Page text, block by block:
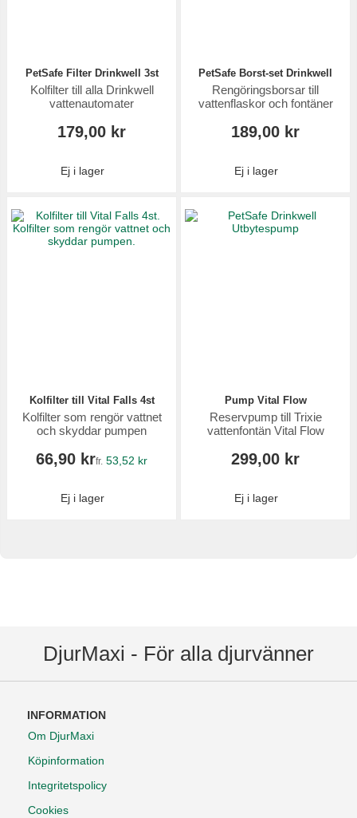
PetSafe Filter Drinkwell 3st
Kolfilter till alla Drinkwell
vattenautomater
179,00 kr
Ej i lager
PetSafe Borst-set Drinkwell
Rengöringsborsar till
vattenflaskor och fontäner
189,00 kr
Ej i lager
Kolfilter till Vital Falls 4st
Kolfilter som rengör vattnet
och skyddar pumpen
66,90 krfr. 53,52 kr
Ej i lager
Pump Vital Flow
Reservpump till Trixie
vattenfontän Vital Flow
299,00 kr
Ej i lager
DjurMaxi - För alla djurvänner
INFORMATION
Om DjurMaxi
Köpinformation
Integritetspolicy
Cookies